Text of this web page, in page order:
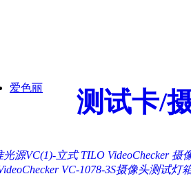
爱色丽 测试卡/
源VC(1)-立式 TILO VideoChecker 摄
VC-1078-3S摄像头测试灯